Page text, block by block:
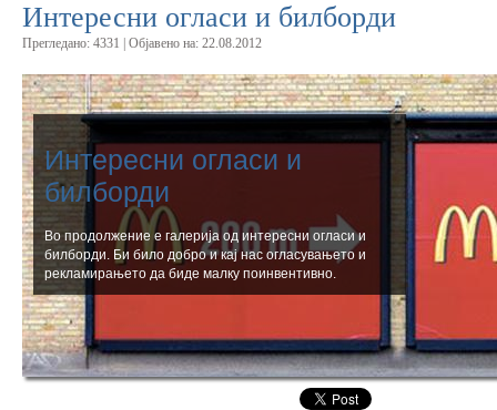
Интересни огласи и билборди
Прегледано: 4331 | Oбјавено на: 22.08.2012
Интересни огласи и
билборди
Во продолжение е галерија од интересни огласи и
билборди. Би било добро и кај нас огласувањето и
рекламирањето да биде малку поинвентивно.